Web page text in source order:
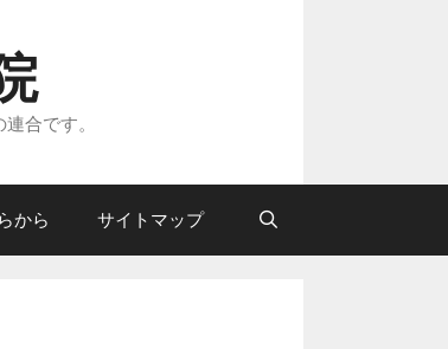
合です。
から サイトマップ